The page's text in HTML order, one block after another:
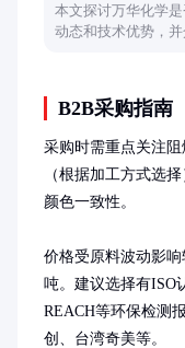
本文探讨万华化学
动态和技术优势，并
B2B采购指南
采购时需重点关注
（根据加工方式选
颜色一致性。
价格受原料波动影响
吨。建议选择有ISO
REACH等环保检测
创、台湾奇美等。